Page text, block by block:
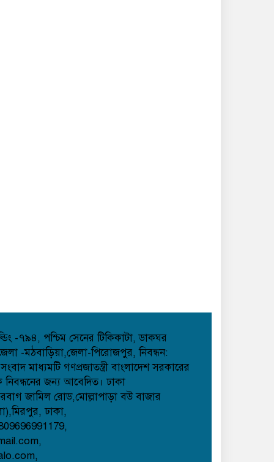
-৭৯৪, পশ্চিম সেনের টিকিকাটা, ডাকঘর
-মঠবাড়িয়া,জেলা-পিরোজপুর, নিবন্ধন:
মাধ্যমটি গণপ্রজাতন্ত্রী বাংলাদেশ সরকারের
নিবন্ধনের জন্য আবেদিত। ঢাকা
জামিল রোড,মোল্লাপাড়া বউ বাজার
ঢাকা,